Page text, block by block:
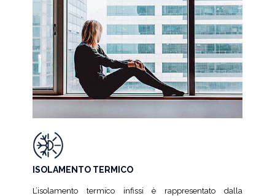
ISOLAMENTO TERMICO
L’isolamento termico infissi è rappresentato dalla